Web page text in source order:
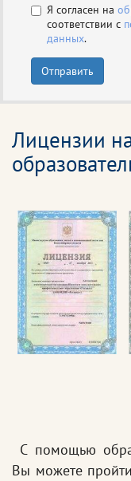
Я согласен на
соответствии с
данных.
Отправить
Лицензии
С помощью
Вы можете